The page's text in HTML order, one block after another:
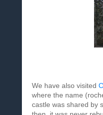
We have also visited
where the name
castle was shared by